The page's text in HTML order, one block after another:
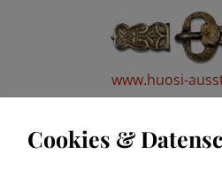
www.huosi-
Cookies &